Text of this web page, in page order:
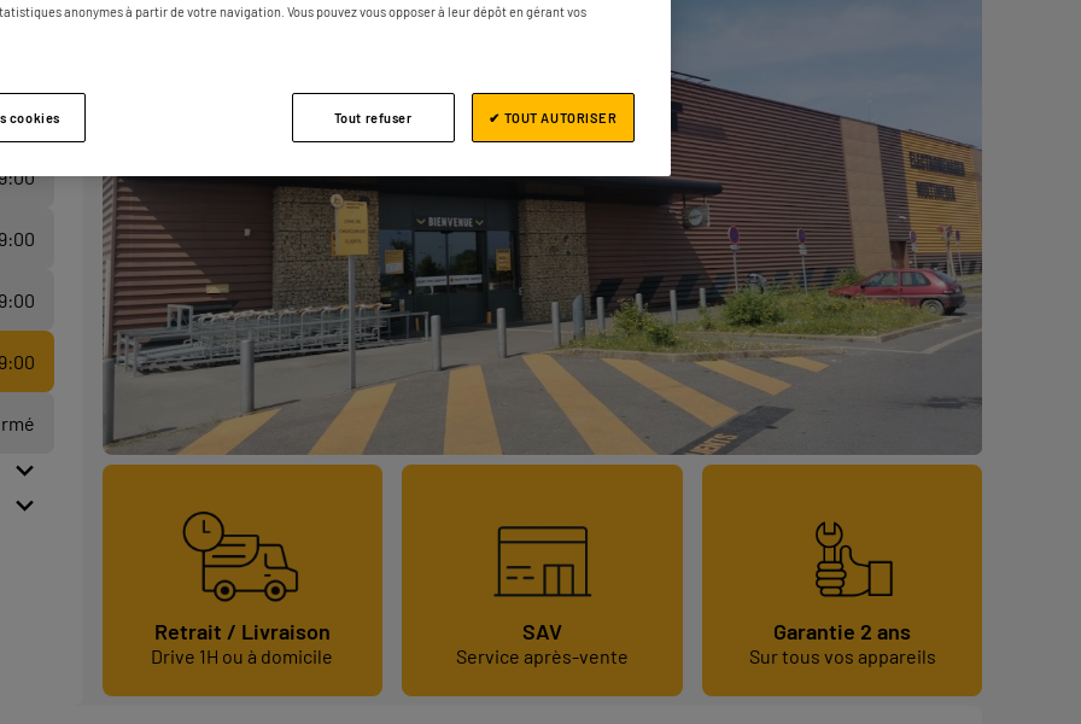
Retrait / Livraison
Drive 1H ou à domicile
SAV
Service après-vente
Garantie 2 ans
Sur tous vos appareils
anonymes à partir de votre navigation. Vous pouvez vous opposer à leur dépôt en gérant vos
cookies Tout refuser ✔ TOUT AUTORISER